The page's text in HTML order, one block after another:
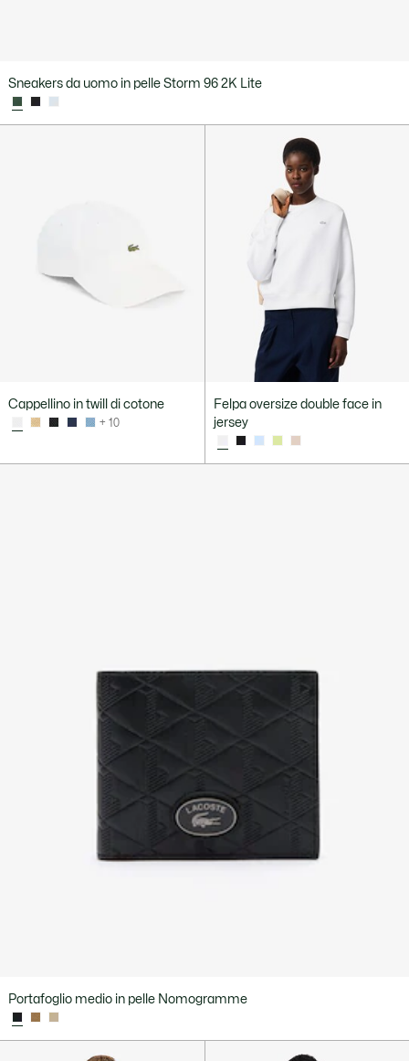
Sneakers da uomo in pelle Storm 96 2K Lite
Cappellino in twill di cotone
+ 10
Felpa oversize double face in
jersey
Portafoglio medio in pelle Nomogramme